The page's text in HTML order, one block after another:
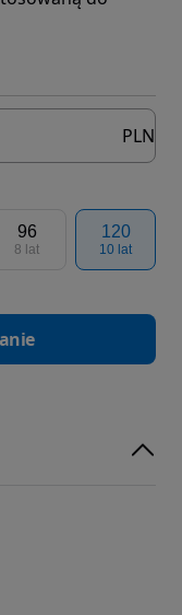
PLN
96
8 lat
120
10 lat